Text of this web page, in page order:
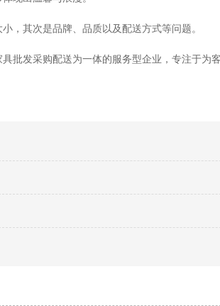
，其次是品牌、品质以及配送方式等问题。
批发采购配送为一体的服务型企业，专注于为